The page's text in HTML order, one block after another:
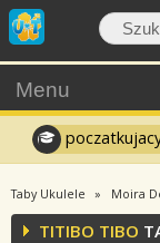
Menu
Taby Ukulele Moira
TITIBO TIBO